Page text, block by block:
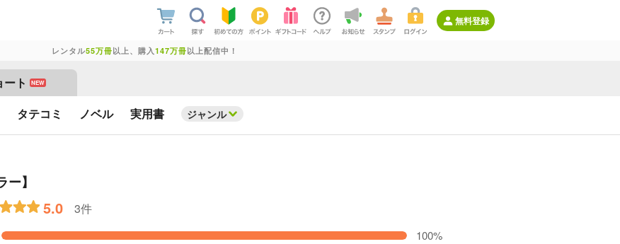
無料登録
レンタル55万冊以上、購入 147万冊以上配信中！
ート NEW
タテコミ ノベル 実用書 ジャンル
】
5.0
3件
100%